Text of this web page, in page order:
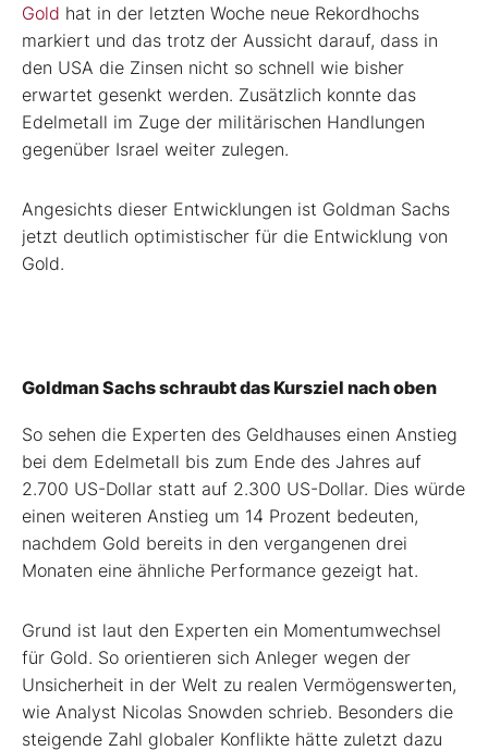
Gold hat in der letzten Woche neue Rekordhochs
markiert und das trotz der Aussicht darauf, dass in
den USA die Zinsen nicht so schnell wie bisher
erwartet gesenkt werden. Zusätzlich konnte das
Edelmetall im Zuge der militärischen Handlungen
gegenüber Israel weiter zulegen.
Angesichts dieser Entwicklungen ist Goldman Sachs
jetzt deutlich optimistischer für die Entwicklung von
Gold.
Goldman Sachs schraubt das Kursziel nach oben
So sehen die Experten des Geldhauses einen Anstieg
bei dem Edelmetall bis zum Ende des Jahres auf
2.700 US-Dollar statt auf 2.300 US-Dollar. Dies würde
einen weiteren Anstieg um 14 Prozent bedeuten,
nachdem Gold bereits in den vergangenen drei
Monaten eine ähnliche Performance gezeigt hat.
Grund ist laut den Experten ein Momentumwechsel
für Gold. So orientieren sich Anleger wegen der
Unsicherheit in der Welt zu realen Vermögenswerten,
wie Analyst Nicolas Snowden schrieb. Besonders die
steigende Zahl globaler Konflikte hätte zuletzt dazu